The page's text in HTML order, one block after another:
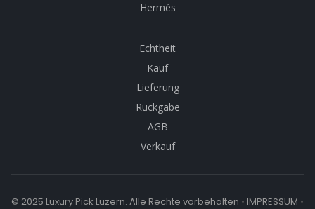
Hermés
Echtheit
Kauf
Lieferung
Rückgabe
AGB
Verkauf
© 2025 Luxury Pick Luzern. Alle Rechte vorbehalten • IMPRESSUM •